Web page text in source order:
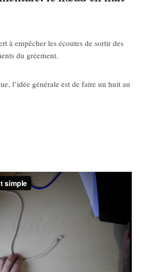
à empêcher les écoutes de sortir des
du gréement.
l’idée générale est de faire un huit au